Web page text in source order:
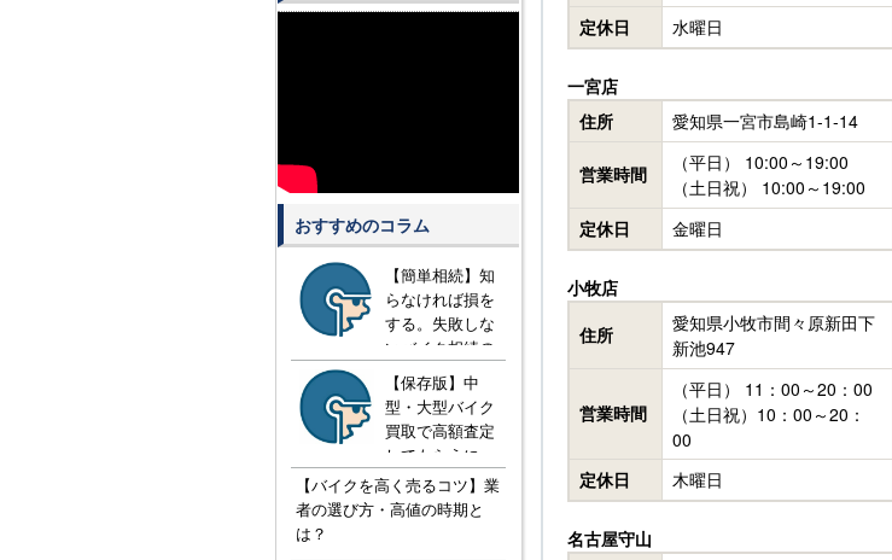
定休日
水曜日
一宮店
住所
愛知県一宮市島崎1-1-14
営業時間
（平日） 10:00～19:00
（土日祝） 10:00～19:00
定休日
金曜日
小牧店
住所
愛知県小牧市間々原新田下
新池947
営業時間
（平日） 11：00～20：00
（土日祝）10：00～20：
00
定休日
木曜日
名古屋守山
おすすめのコラム
【簡単相続】知
らなければ損を
する。失敗しな
いバイク相続の
方法とは？
【保存版】中
型・大型バイク
買取で高額査定
してもらうに
は！？知ってお
きたい３つの知
【バイクを高く売るコツ】業
者の選び方・高値の時期と
は？